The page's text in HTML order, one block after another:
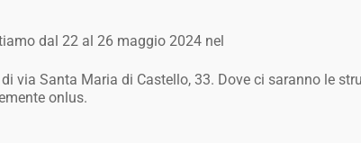
dal 22 al 26 maggio 2024 nel
via Santa Maria di Castello, 33. Dove ci saranno le
onlus.